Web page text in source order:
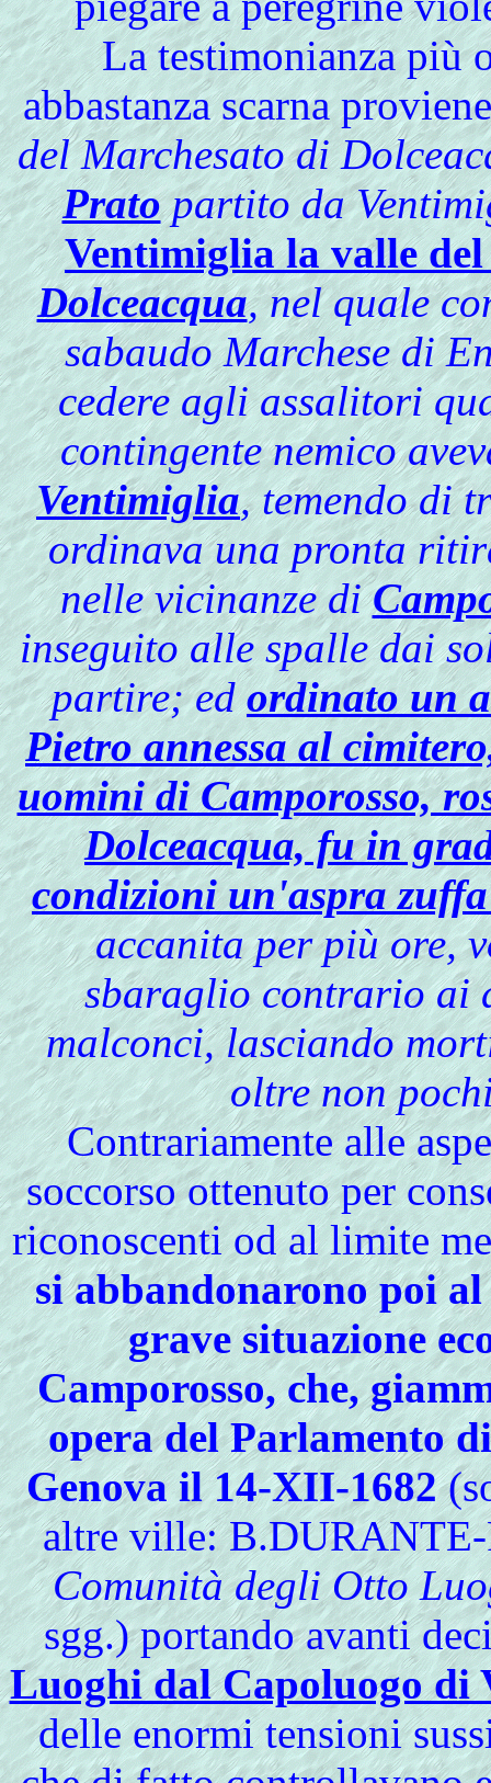
La testimonianza più
abbastanza scarna
del Marchesato di
Pratopartito da
Ventimiglia la valle
Dolceacqua, nel quale
sabaudo Marchese di
cedere agli assalitori
contingente nemico
Ventimiglia, temendo di
ordinava una pronta
nelle vicinanze di
inseguito alle spalle dai
partire; edordinato un
Pietro annessa al
uomini di Camporosso,
Dolceacqua, fu in
condizioni un'aspra
accanita per più ore,
sbaraglio contrario ai
malconci, lasciando
oltre non
Contrariamente alle
soccorso ottenuto per
riconoscenti od al limite
si abbandonarono poi
grave situazione
Camporosso, che,
opera del Parlamento
Genova il 14-XII-1682
altre ville:
Comunità degli Otto
sgg.) portando avanti
Luoghi dal Capoluogo di
delle enormi tensioni